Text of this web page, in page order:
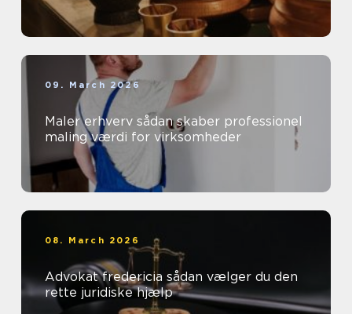
09. March 2026
Maler erhverv sådan skaber professionel
maling værdi for virksomheder
08. March 2026
Advokat fredericia sådan vælger du den
rette juridiske hjælp